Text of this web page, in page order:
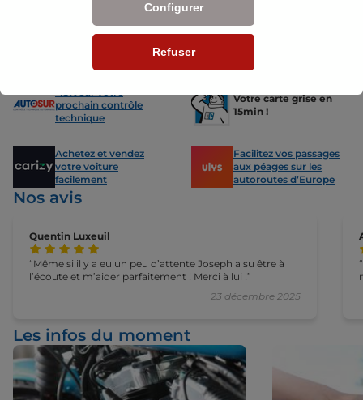
malussés ou résiliés : nous avons
des solutions pour chacun.
Nos avantages
-15% sur votre
prochain contrôle
technique
Votre carte grise en
15min !
Achetez et vendez
votre voiture
facilement
Facilitez vos passages
aux péages sur les
autoroutes d’Europe
Nos avis
Quentin Luxeuil
23 décembre 2025
Même si il y a eu un peu d’attente Joseph a su être à
l’écoute et m’aider parfaitement ! Merci à lui !
Les infos du moment
Refuser
Configurer